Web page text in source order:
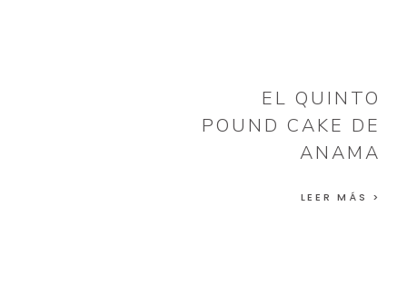
EL QUINTO
POUND CAKE DE
ANAMA
LEER MÁS >